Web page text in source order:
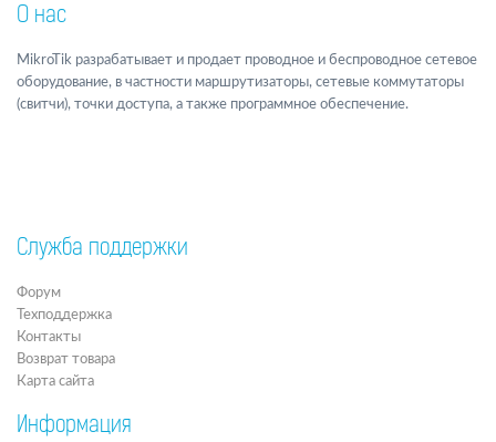
О нас
MikroTik разрабатывает и продает проводное и беспроводное сетевое
оборудование, в частности маршрутизаторы, сетевые коммутаторы
(свитчи), точки доступа, а также программное обеспечение.
Служба поддержки
Форум
Техподдержка
Контакты
Возврат товара
Карта сайта
Информация